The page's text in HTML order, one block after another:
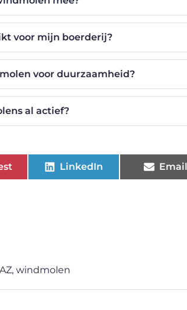
voor mijn boerderij?
voor duurzaamheid?
al actief?
LinkedIn Email
, windmolen